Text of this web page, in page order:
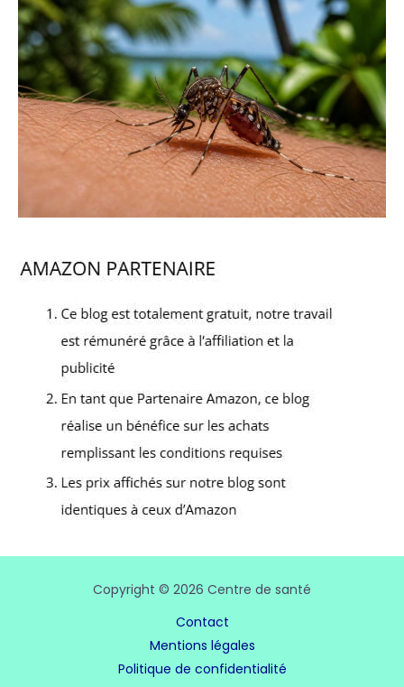
Copyright © 2026 Centre de santé
Contact
Mentions légales
Politique de confidentialité